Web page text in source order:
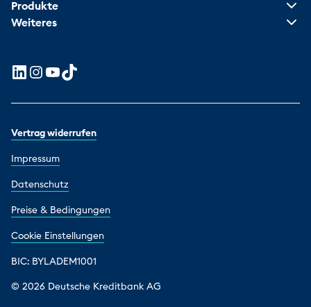
Produkte
Weiteres
© 2026 Deutsche Kreditbank AG
Vertrag widerrufen
Impressum
Datenschutz
Preise & Bedingungen
Cookie Einstellungen
BIC: BYLADEM1001